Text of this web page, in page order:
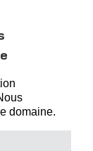
domaine.